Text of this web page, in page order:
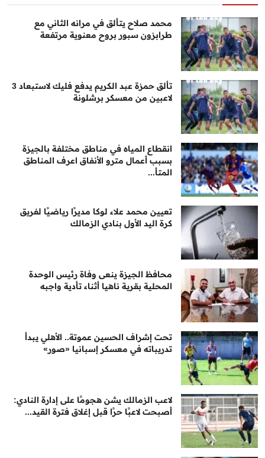
محمد صلاح يتألق في مرانه الثاني مع
طرابزون سبور بروح معنوية مرتفعة
تألق حمزة عبد الكريم يدفع فليك لاستبعاد 3
لاعبين من معسكر برشلونة
انقطاع المياه في مناطق مختلفة بالجيزة
بسبب أعمال مترو الأنفاق اعرف المناطق
المتأ...
تعيين محمد علاء لوكا مديرًا رياضيًا لفريق
كرة اليد الأول بنادي الزمالك
محافظ الجيزة ينعى وفاة رئيس الوحدة
المحلية بقرية ناهيا أثناء تأدية واجبه
تحت إشراف الحسين عموتة.. الأهلي يبدأ
تدريباته في معسكر إسبانيا «صور»
لاعب الزمالك يشن هجومًا على إدارة النادي:
أصبحت لاعبًا حرًا قبل إغلاق فترة القيد...